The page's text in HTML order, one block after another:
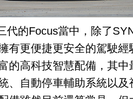
代的Focus當中，除了
有更便捷更安全的駕駛
的高科技智慧配備，其
、自動停車輔助系統以及